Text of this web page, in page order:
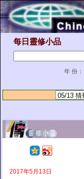
每日靈修小品
年 份：
2017年5月13日